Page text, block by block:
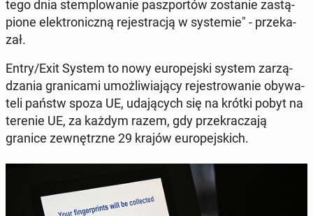
tego dnia stem­plo­wa­nie pasz­por­tów zo­sta­nie za­stą­
pio­ne elek­tro­nicz­ną re­je­stra­cją w sys­te­mie" - prze­ka­
zał.
Entry/Exit System to nowy eu­ro­pej­ski system za­rzą­
dza­nia gra­ni­ca­mi umoż­li­wia­ją­cy re­je­stro­wa­nie oby­wa­
te­li państw spoza UE, uda­ją­cych się na krótki pobyt na
terenie UE, za każdym razem, gdy prze­kra­cza­ją
granice ze­wnętrz­ne 29 krajów eu­ro­pej­skich.